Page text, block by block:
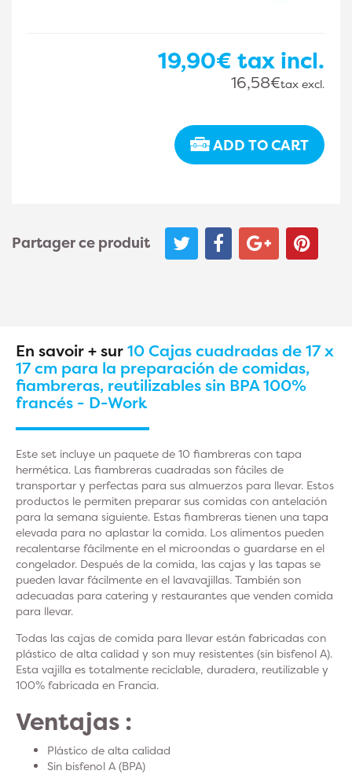
19,90€ tax incl.
16,58€tax excl.
ADD TO CART
Partager ce produit
En savoir + sur10 Cajas cuadradas de 17 x
17 cm para la preparación de comidas,
fiambreras, reutilizables sin BPA 100%
francés - D-Work
Este set incluye un paquete de 10 fiambreras con tapa
hermética. Las fiambreras cuadradas son fáciles de
transportar y perfectas para sus almuerzos para llevar. Estos
productos le permiten preparar sus comidas con antelación
para la semana siguiente. Estas fiambreras tienen una tapa
elevada para no aplastar la comida. Los alimentos pueden
recalentarse fácilmente en el microondas o guardarse en el
congelador. Después de la comida, las cajas y las tapas se
pueden lavar fácilmente en el lavavajillas. También son
adecuadas para catering y restaurantes que venden comida
para llevar.
Todas las cajas de comida para llevar están fabricadas con
plástico de alta calidad y son muy resistentes (sin bisfenol A).
Esta vajilla es totalmente reciclable, duradera, reutilizable y
100% fabricada en Francia.
Ventajas :
Plástico de alta calidad
Sin bisfenol A (BPA)